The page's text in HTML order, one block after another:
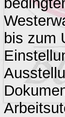
bis zum